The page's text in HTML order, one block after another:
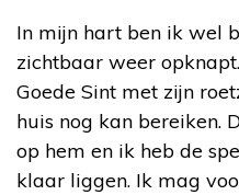
In mijn hart ben ik wel
zichtbaar weer
Goede Sint met zijn
huis nog kan bereiken.
op hem en ik heb de
klaar liggen. Ik mag